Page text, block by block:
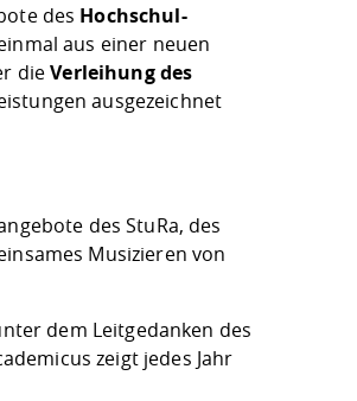
des Hochschul-
aus einer neuen
dieVerleihung des
ausgezeichnet
des StuRa, des
Musizieren von
dem Leitgedanken des
zeigt jedes Jahr